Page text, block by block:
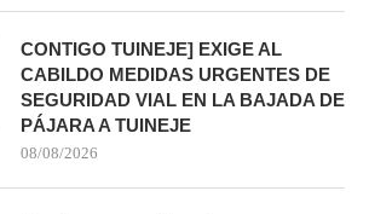
CONTIGO TUINEJE] EXIGE AL
CABILDO MEDIDAS URGENTES DE
SEGURIDAD VIAL EN LA BAJADA DE
PÁJARA A TUINEJE
08/08/2026